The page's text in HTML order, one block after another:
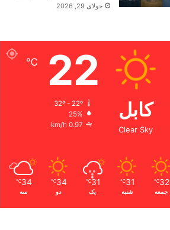
جولای 29, 2026
کابل
Clear Sky
22
℃
32º - 22º
25%
0.97 km/h
32
℃
جمعه
31
℃
شنبه
31
℃
یک
34
℃
دو
34
℃
سه